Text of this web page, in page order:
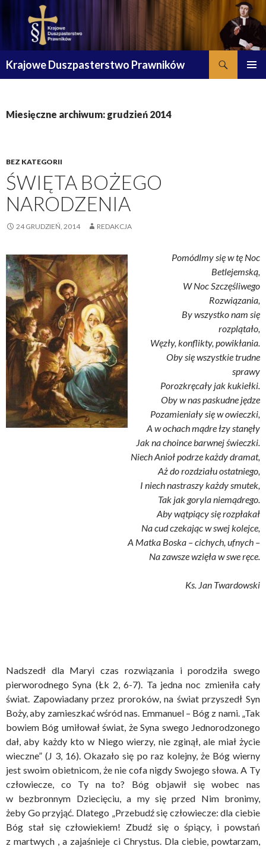
Krajowe Duszpasterstwo Prawników
Miesięczne archiwum: grudzień 2014
BEZ KATEGORII
ŚWIĘTA BOŻEGO
NARODZENIA
24 GRUDZIEŃ, 2014 REDAKCJA
Pomódlmy się w tę Noc
Betlejemską,
W Noc Szczęśliwego
Rozwiązania,
By wszystko nam się
rozplątało,
Węzły, konflikty, powikłania.
Oby się wszystkie trudne
sprawy
Porozkręcały jak kukiełki.
Oby w nas paskudne jędze
Pozamieniały się w owieczki,
A w ochach mądre łzy stanęły
Jak na choince barwnej świeczki.
Niech Anioł podrze każdy dramat,
Aż do rozdziału ostatniego,
I niech nastraszy każdy smutek,
Tak jak goryla niemądrego.
Aby wątpiący się rozpłakał
Na cud czekając w swej kolejce,
A Matka Boska – cichych, ufnych –
Na zawsze wzięła w swe ręce.
Ks. Jan Twardowski
Nadszedł dla Maryi czas rozwiązania i porodziła swego
pierworodnego Syna (Łk 2, 6-7). Ta jedna noc zmieniła cały
świat. Zapowiadany przez proroków, na świat przyszedł Syn
Boży, aby zamieszkać wśród nas. Emmanuel – Bóg z nami. „Tak
bowiem Bóg umiłował świat, że Syna swego Jednorodzonego
dał, aby każdy kto w Niego wierzy, nie zginął, ale miał życie
wieczne” (J 3, 16). Okazało się po raz kolejny, że Bóg wierny
jest swoim obietnicom, że nie cofa nigdy Swojego słowa. A Ty
człowiecze, co Ty na to? Bóg objawił się wobec nas
w bezbronnym Dziecięciu, a my się przed Nim bronimy,
żeby Go przyjąć. Dlatego „Przebudź się człowiecze: dla ciebie
Bóg stał się człowiekiem! Zbudź się o śpiący, i powstań
z martwych , a zajaśnieje ci Chrystus. Dla ciebie, powtarzam,